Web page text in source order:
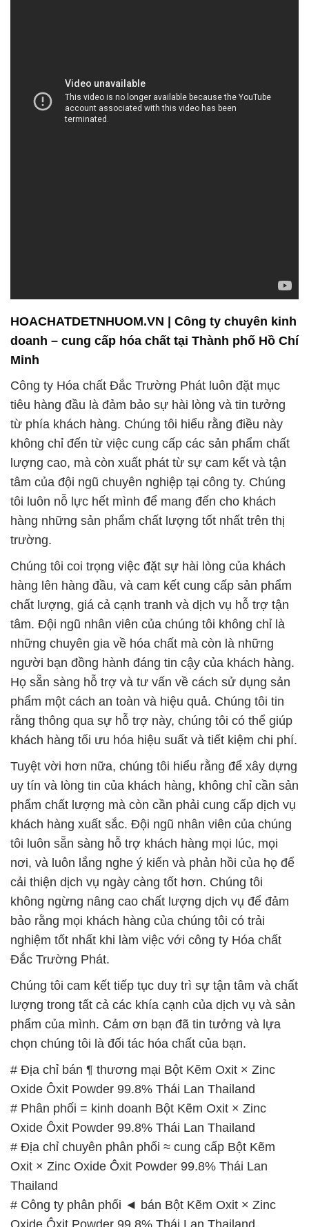
HOACHATDETNHUOM.VN | Công ty chuyên kinh
doanh – cung cấp hóa chất tại Thành phố Hồ Chí
Minh
Công ty Hóa chất Đắc Trường Phát luôn đặt mục
tiêu hàng đầu là đảm bảo sự hài lòng và tin tưởng
từ phía khách hàng. Chúng tôi hiểu rằng điều này
không chỉ đến từ việc cung cấp các sản phẩm chất
lượng cao, mà còn xuất phát từ sự cam kết và tận
tâm của đội ngũ chuyên nghiệp tại công ty. Chúng
tôi luôn nỗ lực hết mình để mang đến cho khách
hàng những sản phẩm chất lượng tốt nhất trên thị
trường.
Chúng tôi coi trọng việc đặt sự hài lòng của khách
hàng lên hàng đầu, và cam kết cung cấp sản phẩm
chất lượng, giá cả cạnh tranh và dịch vụ hỗ trợ tận
tâm. Đội ngũ nhân viên của chúng tôi không chỉ là
những chuyên gia về hóa chất mà còn là những
người bạn đồng hành đáng tin cậy của khách hàng.
Họ sẵn sàng hỗ trợ và tư vấn về cách sử dụng sản
phẩm một cách an toàn và hiệu quả. Chúng tôi tin
rằng thông qua sự hỗ trợ này, chúng tôi có thể giúp
khách hàng tối ưu hóa hiệu suất và tiết kiệm chi phí.
Tuyệt vời hơn nữa, chúng tôi hiểu rằng để xây dựng
uy tín và lòng tin của khách hàng, không chỉ cần sản
phẩm chất lượng mà còn cần phải cung cấp dịch vụ
khách hàng xuất sắc. Đội ngũ nhân viên của chúng
tôi luôn sẵn sàng hỗ trợ khách hàng mọi lúc, mọi
nơi, và luôn lắng nghe ý kiến và phản hồi của họ để
cải thiện dịch vụ ngày càng tốt hơn. Chúng tôi
không ngừng nâng cao chất lượng dịch vụ để đảm
bảo rằng mọi khách hàng của chúng tôi có trải
nghiệm tốt nhất khi làm việc với công ty Hóa chất
Đắc Trường Phát.
Chúng tôi cam kết tiếp tục duy trì sự tận tâm và chất
lượng trong tất cả các khía cạnh của dịch vụ và sản
phẩm của mình. Cảm ơn bạn đã tin tưởng và lựa
chọn chúng tôi là đối tác hóa chất của bạn.
# Địa chỉ bán ¶ thương mại Bột Kẽm Oxit × Zinc
Oxide Ôxit Powder 99.8% Thái Lan Thailand
# Phân phối = kinh doanh Bột Kẽm Oxit × Zinc
Oxide Ôxit Powder 99.8% Thái Lan Thailand
# Địa chỉ chuyên phân phối ≈ cung cấp Bột Kẽm
Oxit × Zinc Oxide Ôxit Powder 99.8% Thái Lan
Thailand
# Công ty phân phối ◄ bán Bột Kẽm Oxit × Zinc